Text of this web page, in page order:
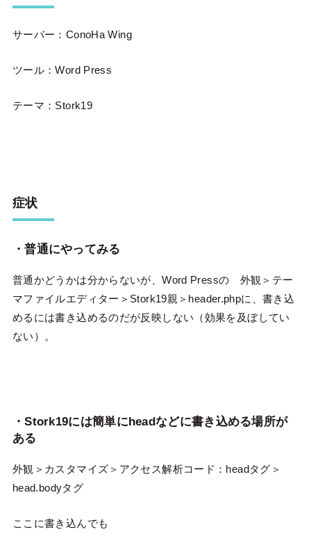
サーバー：ConoHa Wing
ツール：Word Press
テーマ：Stork19
症状
・普通にやってみる
普通かどうかは分からないが、Word Pressの 外観＞テー
マファイルエディター＞Stork19親＞header.phpに、書き込
めるには書き込めるのだが反映しない（効果を及ぼしてい
ない）。
・Stork19には簡単にheadなどに書き込める場所が
ある
外観＞カスタマイズ＞アクセス解析コード：headタグ＞
head.bodyタグ
ここに書き込んでも